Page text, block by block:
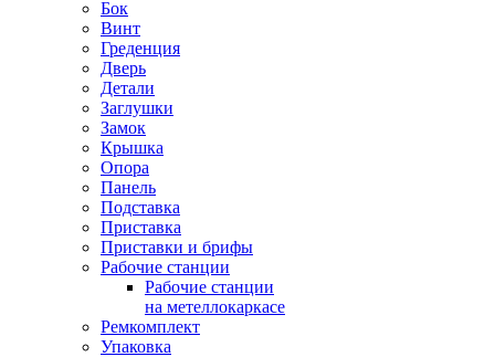
Бок
Винт
Греденция
Дверь
Детали
Заглушки
Замок
Крышка
Опора
Панель
Подставка
Приставка
Приставки и брифы
Рабочие станции
Рабочие станции
на метеллокаркасе
Ремкомплект
Упаковка